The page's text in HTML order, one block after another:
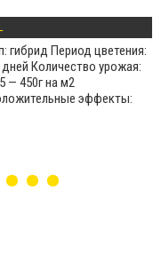
гибрид Период цветения:
дней Количество урожая:
— 450г на м2
эффекты: